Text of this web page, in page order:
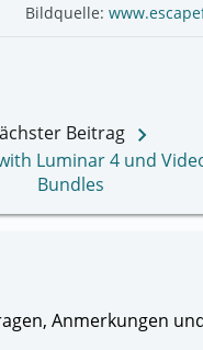
Bildquelle:
Beitrag keyboard_arrow_right
Luminar 4 und
Bundles
Anmerkungen